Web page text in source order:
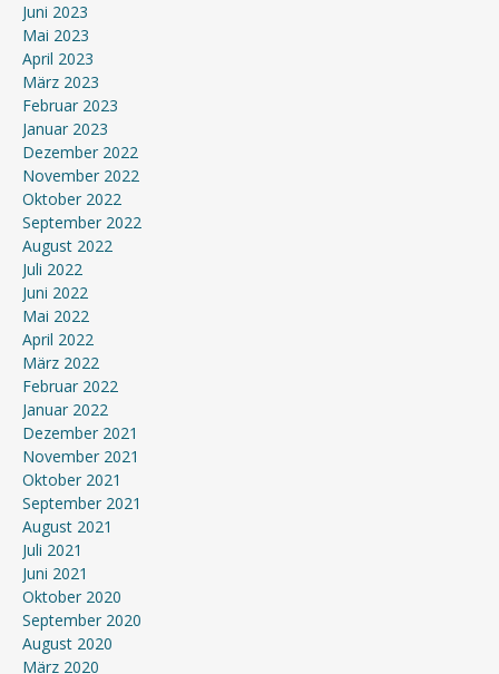
Juni 2023
Mai 2023
April 2023
März 2023
Februar 2023
Januar 2023
Dezember 2022
November 2022
Oktober 2022
September 2022
August 2022
Juli 2022
Juni 2022
Mai 2022
April 2022
März 2022
Februar 2022
Januar 2022
Dezember 2021
November 2021
Oktober 2021
September 2021
August 2021
Juli 2021
Juni 2021
Oktober 2020
September 2020
August 2020
März 2020